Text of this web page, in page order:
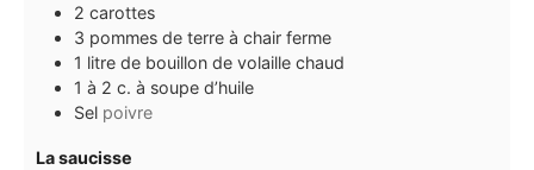
2 carottes
3 pommes de terre à chair ferme
1 litre de bouillon de volaille chaud
1 à 2 c. à soupe d’huile
Sel poivre
La saucisse